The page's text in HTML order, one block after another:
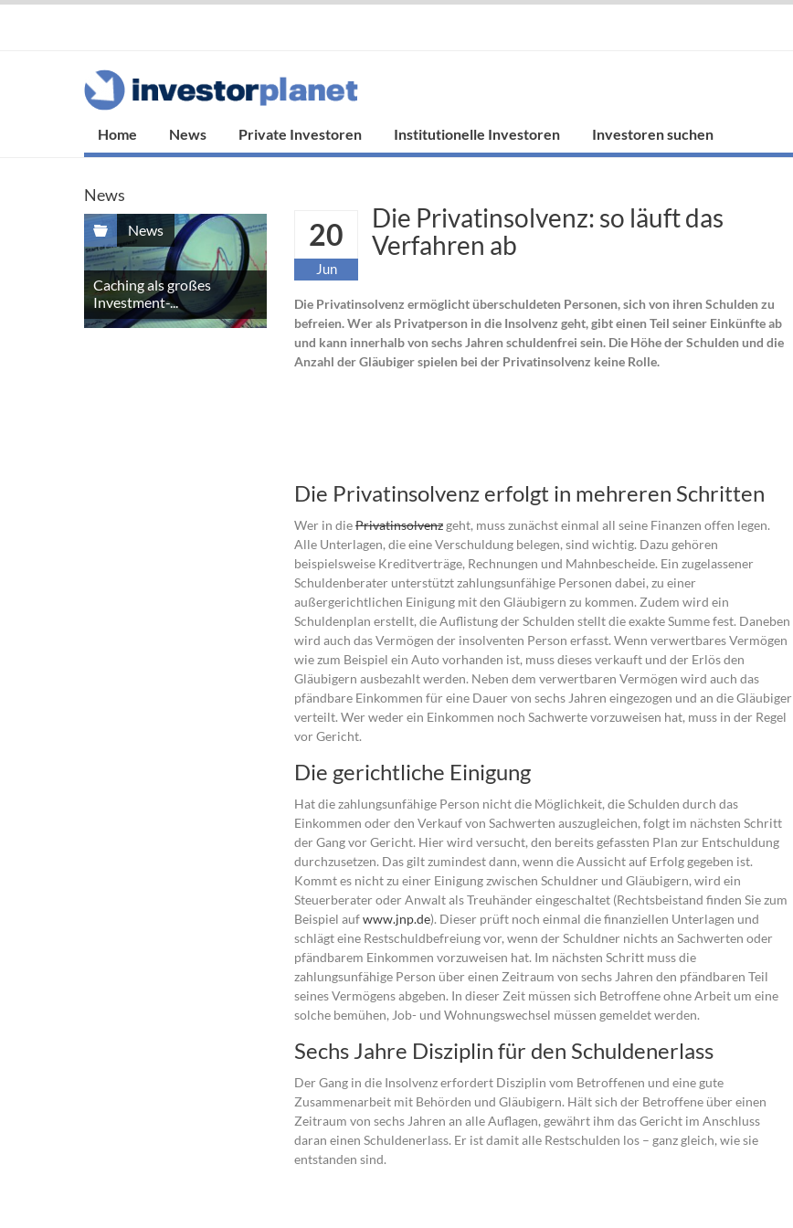
Home News Private Investoren Institutionelle Investoren Investoren suchen
20
Jun
Die Privatinsolvenz: so läuft das
Verfahren ab
Die Privatinsolvenz ermöglicht überschuldeten Personen, sich von ihren Schulden zu
befreien. Wer als Privatperson in die Insolvenz geht, gibt einen Teil seiner Einkünfte ab
und kann innerhalb von sechs Jahren schuldenfrei sein. Die Höhe der Schulden und die
Anzahl der Gläubiger spielen bei der Privatinsolvenz keine Rolle.
Die Privatinsolvenz erfolgt in mehreren Schritten
Wer in diePrivatinsolvenz geht, muss zunächst einmal all seine Finanzen offen legen.
Alle Unterlagen, die eine Verschuldung belegen, sind wichtig. Dazu gehören
beispielsweise Kreditverträge, Rechnungen und Mahnbescheide. Ein zugelassener
Schuldenberater unterstützt zahlungsunfähige Personen dabei, zu einer
außergerichtlichen Einigung mit den Gläubigern zu kommen. Zudem wird ein
Schuldenplan erstellt, die Auflistung der Schulden stellt die exakte Summe fest. Daneben
wird auch das Vermögen der insolventen Person erfasst. Wenn verwertbares Vermögen
wie zum Beispiel ein Auto vorhanden ist, muss dieses verkauft und der Erlös den
Gläubigern ausbezahlt werden. Neben dem verwertbaren Vermögen wird auch das
pfändbare Einkommen für eine Dauer von sechs Jahren eingezogen und an die Gläubiger
verteilt. Wer weder ein Einkommen noch Sachwerte vorzuweisen hat, muss in der Regel
vor Gericht.
Die gerichtliche Einigung
Hat die zahlungsunfähige Person nicht die Möglichkeit, die Schulden durch das
Einkommen oder den Verkauf von Sachwerten auszugleichen, folgt im nächsten Schritt
der Gang vor Gericht. Hier wird versucht, den bereits gefassten Plan zur Entschuldung
durchzusetzen. Das gilt zumindest dann, wenn die Aussicht auf Erfolg gegeben ist.
Kommt es nicht zu einer Einigung zwischen Schuldner und Gläubigern, wird ein
Steuerberater oder Anwalt als Treuhänder eingeschaltet (Rechtsbeistand finden Sie zum
Beispiel aufwww.jnp.de). Dieser prüft noch einmal die finanziellen Unterlagen und
schlägt eine Restschuldbefreiung vor, wenn der Schuldner nichts an Sachwerten oder
pfändbarem Einkommen vorzuweisen hat. Im nächsten Schritt muss die
zahlungsunfähige Person über einen Zeitraum von sechs Jahren den pfändbaren Teil
seines Vermögens abgeben. In dieser Zeit müssen sich Betroffene ohne Arbeit um eine
solche bemühen, Job- und Wohnungswechsel müssen gemeldet werden.
Sechs Jahre Disziplin für den Schuldenerlass
Der Gang in die Insolvenz erfordert Disziplin vom Betroffenen und eine gute
Zusammenarbeit mit Behörden und Gläubigern. Hält sich der Betroffene über einen
Zeitraum von sechs Jahren an alle Auflagen, gewährt ihm das Gericht im Anschluss
daran einen Schuldenerlass. Er ist damit alle Restschulden los – ganz gleich, wie sie
entstanden sind.
News
News
Caching als großes
Investment-...